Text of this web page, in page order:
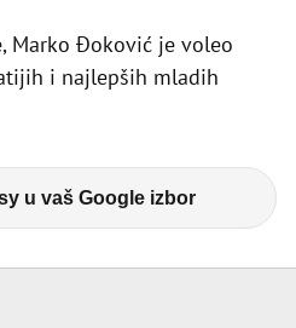
Marko Đoković je voleo
i najlepših mladih
u vaš Google izbor